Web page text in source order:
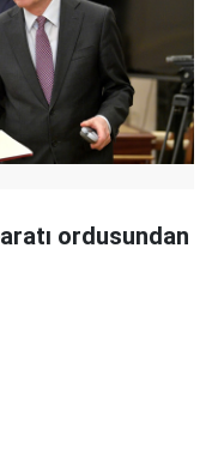
ordusundan